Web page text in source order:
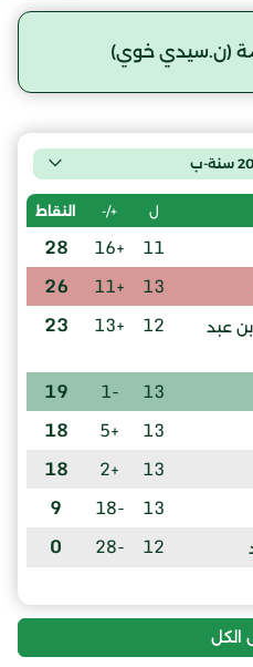
(ن.سيدي خوي)
ل +/- النقاط
11
+16
28
13
+11
26
عبد
12
+13
23
13
-1
19
13
+5
18
13
+2
18
13
-18
9
12
-28
0